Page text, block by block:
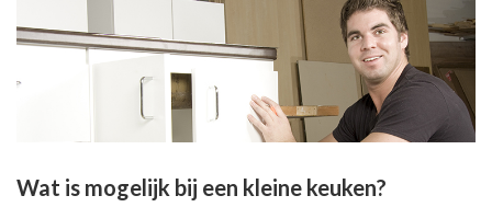
Wat is mogelijk bij een kleine keuken?